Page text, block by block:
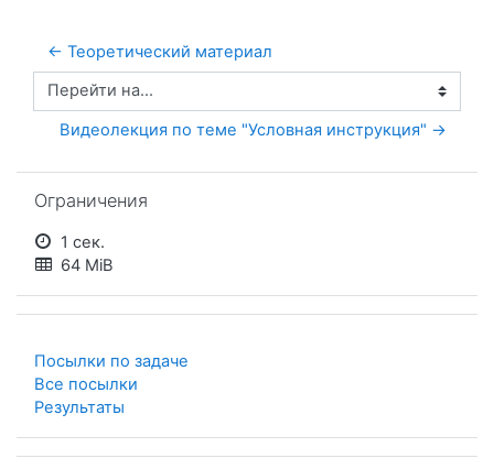
← Теоретический материал
Перейти на...
Видеолекция по теме "Условная инструкция" →
Ограничения
1 сек.
64 MiB
Посылки по задаче
Все посылки
Результаты